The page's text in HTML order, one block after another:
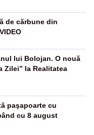
de cărbune din
lui Bolojan. O nouă
Zilei” la Realitatea
paşapoarte cu
cu 8 august